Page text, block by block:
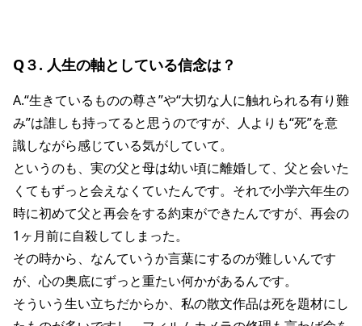
Q３. 人生の軸としている信念は？
A.“生きているものの尊さ”や“大切な人に触れられる有り難
み”は誰しも持ってると思うのですが、人よりも“死”を意
識しながら感じている気がしていて。
というのも、実の父と母は幼い頃に離婚して、父と会いた
くてもずっと会えなくていたんです。それで小学六年生の
時に初めて父と再会をする約束ができたんですが、再会の
1ヶ月前に自殺してしまった。
その時から、なんていうか言葉にするのが難しいんです
が、心の奥底にずっと重たい何かがあるんです。
そういう生い立ちだからか、私の散文作品は死を題材にし